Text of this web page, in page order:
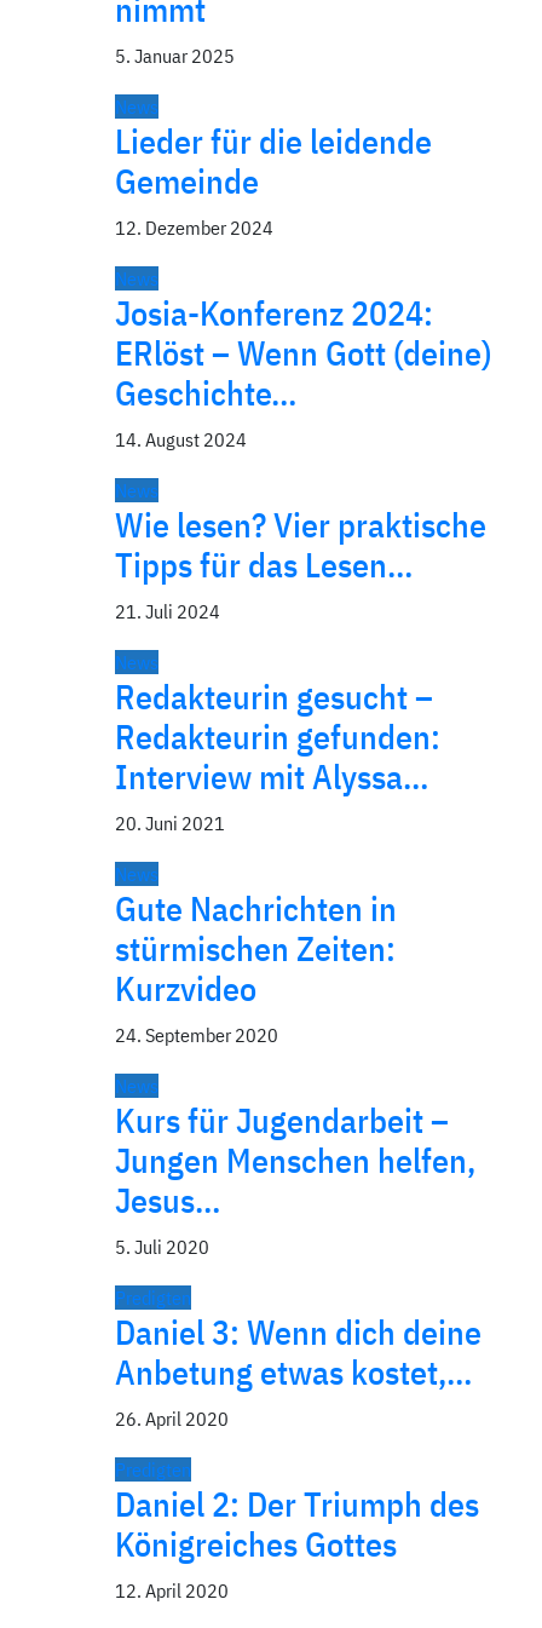
nimmt
5. Januar 2025
News
Lieder für die leidende
Gemeinde
12. Dezember 2024
News
Josia-Konferenz 2024:
ERlöst – Wenn Gott (deine)
Geschichte…
14. August 2024
News
Wie lesen? Vier praktische
Tipps für das Lesen…
21. Juli 2024
News
Redakteurin gesucht –
Redakteurin gefunden:
Interview mit Alyssa…
20. Juni 2021
News
Gute Nachrichten in
stürmischen Zeiten:
Kurzvideo
24. September 2020
News
Kurs für Jugendarbeit –
Jungen Menschen helfen,
Jesus…
5. Juli 2020
Predigten
Daniel 3: Wenn dich deine
Anbetung etwas kostet,…
26. April 2020
Predigten
Daniel 2: Der Triumph des
Königreiches Gottes
12. April 2020